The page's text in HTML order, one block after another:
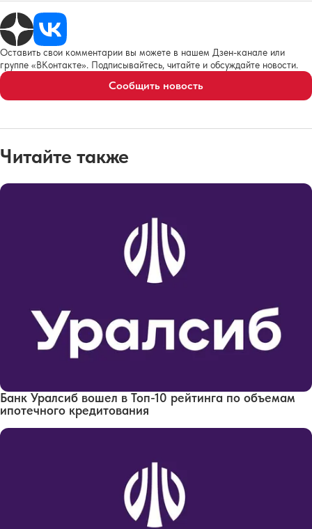
Оставить свои комментарии вы можете в нашем Дзен-канале или
группе «ВКонтакте». Подписывайтесь, читайте и обсуждайте новости.
Сообщить новость
Читайте также
Банк Уралсиб вошел в Топ-10 рейтинга по объемам
ипотечного кредитования